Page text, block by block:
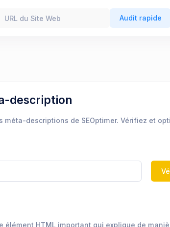
Audit rapide
description
descriptions de SEOptimer. Vérifiez et
élément HTML important qui explique de